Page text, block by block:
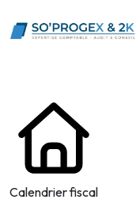
Calendrier fiscal